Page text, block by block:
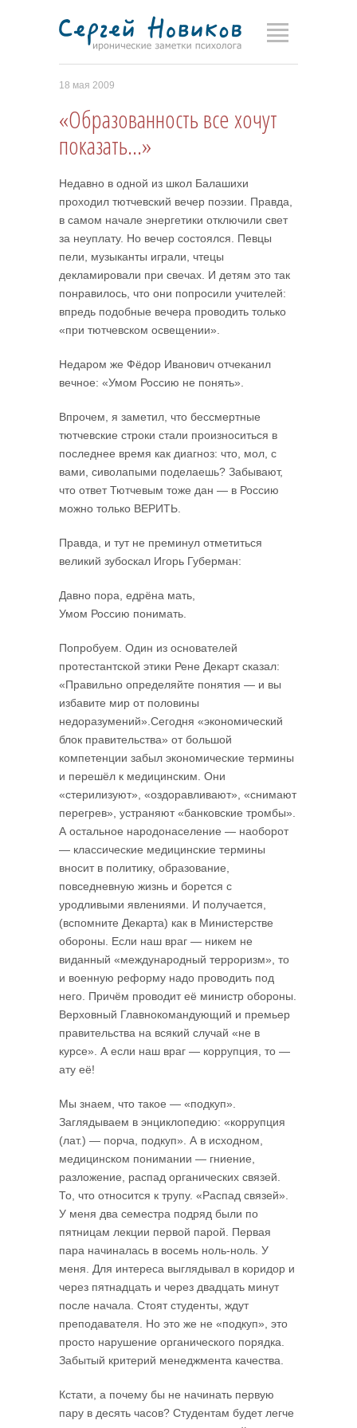
18 мая 2009
«Образованность все хочут
показать…»
Недавно в одной из школ Балашихи
проходил тютчевский вечер поэзии. Правда,
в самом начале энергетики отключили свет
за неуплату. Но вечер состоялся. Певцы
пели, музыканты играли, чтецы
декламировали при свечах. И детям это так
понравилось, что они попросили учителей:
впредь подобные вечера проводить только
«при тютчевском освещении».
Недаром же Фёдор Иванович отчеканил
вечное: «Умом Россию не понять».
Впрочем, я заметил, что бессмертные
тютчевские строки стали произноситься в
последнее время как диагноз: что, мол, с
вами, сиволапыми поделаешь? Забывают,
что ответ Тютчевым тоже дан — в Россию
можно только ВЕРИТЬ.
Правда, и тут не преминул отметиться
великий зубоскал Игорь Губерман:
Давно пора, едрёна мать,
Умом Россию понимать.
Попробуем. Один из основателей
протестантской этики Рене Декарт сказал:
«Правильно определяйте понятия — и вы
избавите мир от половины
недоразумений».Сегодня «экономический
блок правительства» от большой
компетенции забыл экономические термины
и перешёл к медицинским. Они
«стерилизуют», «оздоравливают», «снимают
перегрев», устраняют «банковские тромбы».
А остальное народонаселение — наоборот
— классические медицинские термины
вносит в политику, образование,
повседневную жизнь и борется с
уродливыми явлениями. И получается,
(вспомните Декарта) как в Министерстве
обороны. Если наш враг — никем не
виданный «международный терроризм», то
и военную реформу надо проводить под
него. Причём проводит её министр обороны.
Верховный Главнокомандующий и премьер
правительства на всякий случай «не в
курсе». А если наш враг — коррупция, то —
ату её!
Мы знаем, что такое — «подкуп».
Заглядываем в энциклопедию: «коррупция
(лат.) — порча, подкуп». А в исходном,
медицинском понимании — гниение,
разложение, распад органических связей.
То, что относится к трупу. «Распад связей».
У меня два семестра подряд были по
пятницам лекции первой парой. Первая
пара начиналась в восемь ноль-ноль. У
меня. Для интереса выглядывал в коридор и
через пятнадцать и через двадцать минут
после начала. Стоят студенты, ждут
преподавателя. Но это же не «подкуп», это
просто нарушение органического порядка.
Забытый критерий менеджмента качества.
Кстати, а почему бы не начинать первую
пару в десять часов? Студентам будет легче